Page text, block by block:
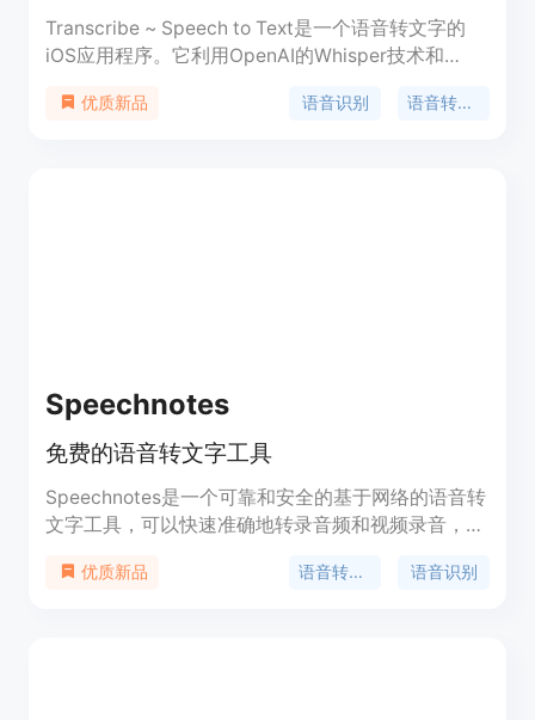
Transcribe ~ Speech to Text是一个语音转文字的
iOS应用程序。它利用OpenAI的Whisper技术和
音频和视频文件直接转录成可阅读的文本。支持离线
优质新品 语音识别 语音转文字
Speechnotes
免费的语音转文字工具
Speechnotes是一个可靠和安全的基于网络的语音转
文字工具，可以快速准确地转录音频和视频录音，以
Speechnotes具有声音指令用于标点和格式设置、自
优质新品 语音转文字 语音识别